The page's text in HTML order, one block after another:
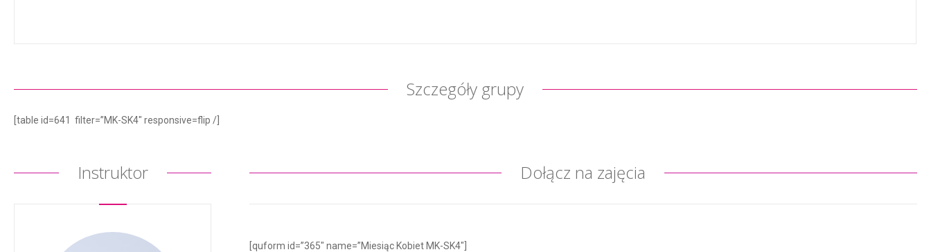
Szczegóły grupy
[table id=641 filter=”MK-SK4″ responsive=flip /]
Instruktor Dołącz na zajęcia
[quform id=”365″ name=”Miesiąc Kobiet MK-SK4″]